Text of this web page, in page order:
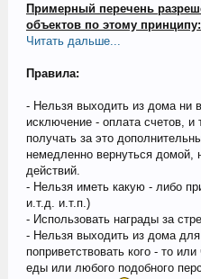
Примерный перечень
объектов по этому принципу:
Читать дальше...
Правила:
- Нельзя выходить из дома ни
исключение - оплата счетов, и
получать за это
немедленно вернуться домой,
действий.
- Нельзя иметь какую - либо
и.т.д. и.т.п.)
- Использовать награды за
- Нельзя выходить из дома для
поприветствовать кого - то
еды или любого подобного